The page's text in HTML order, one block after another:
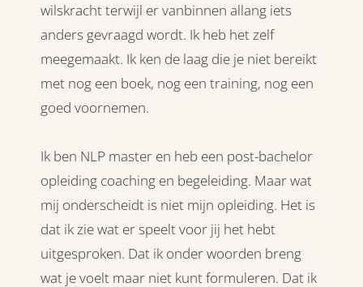
wilskracht terwijl er vanbinnen allang iets
anders gevraagd wordt. Ik heb het zelf
meegemaakt. Ik ken de laag die je niet bereikt
met nog een boek, nog een training, nog een
goed voornemen.
Ik ben NLP master en heb een post-bachelor
opleiding coaching en begeleiding. Maar wat
mij onderscheidt is niet mijn opleiding. Het is
dat ik zie wat er speelt voor jij het hebt
uitgesproken. Dat ik onder woorden breng
wat je voelt maar niet kunt formuleren. Dat ik